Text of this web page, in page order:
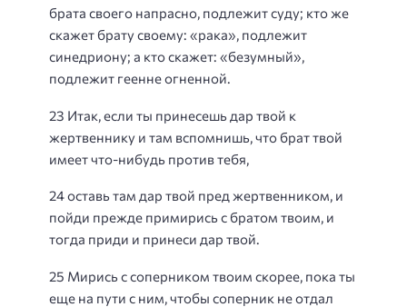
брата своего напрасно, подлежит суду; кто же
скажет брату своему: «рака», подлежит
синедриону; а кто скажет: «безумный»,
подлежит геенне огненной.
23 Итак, если ты принесешь дар твой к
жертвеннику и там вспомнишь, что брат твой
имеет что-нибудь против тебя,
24 оставь там дар твой пред жертвенником, и
пойди прежде примирись с братом твоим, и
тогда приди и принеси дар твой.
25 Мирись с соперником твоим скорее, пока ты
еще на пути с ним, чтобы соперник не отдал